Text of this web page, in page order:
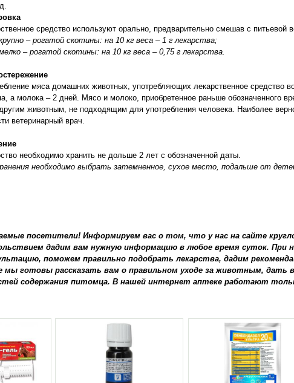
средство используют орально, предварительно смешав с
– рогатой скотины: на 10 кг веса – 1 г лекарства;
– рогатой скотины: на 10 кг веса – 0,75 г лекарства.
мяса домашних животных, употребляющих лекарственное средство
а молока – 2 дней. Мясо и молоко, приобретенное раньше обозначенного
животным, не подходящим для употребления человека. Наиболее
ветеринарный врач.
необходимо хранить не дольше 2 лет с обозначенной даты.
необходимо выбрать затемненное, сухое место, подальше от
посетители! Информируем вас о том, что у нас на сайте
дадим вам нужную информацию в любое время суток. При
поможем правильно подобрать лекарства, дадим
мы готовы рассказать вам о правильном уходе за животным, дать
содержания питомца. В нашей интернет аптеке работают